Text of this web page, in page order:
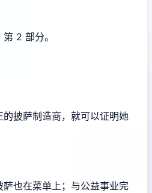
2 部分。
披萨制造商，就可以证明她
也在菜单上；与公益事业完